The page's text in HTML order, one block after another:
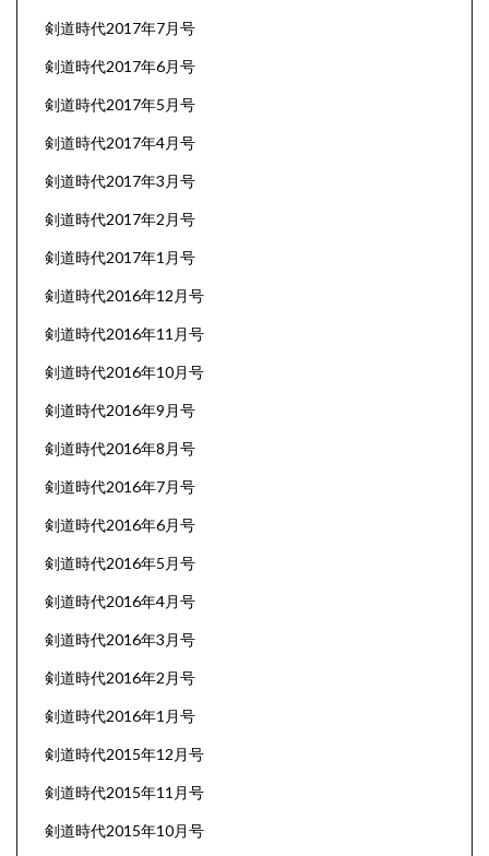
剣道時代2017年7月号
剣道時代2017年6月号
剣道時代2017年5月号
剣道時代2017年4月号
剣道時代2017年3月号
剣道時代2017年2月号
剣道時代2017年1月号
剣道時代2016年12月号
剣道時代2016年11月号
剣道時代2016年10月号
剣道時代2016年9月号
剣道時代2016年8月号
剣道時代2016年7月号
剣道時代2016年6月号
剣道時代2016年5月号
剣道時代2016年4月号
剣道時代2016年3月号
剣道時代2016年2月号
剣道時代2016年1月号
剣道時代2015年12月号
剣道時代2015年11月号
剣道時代2015年10月号